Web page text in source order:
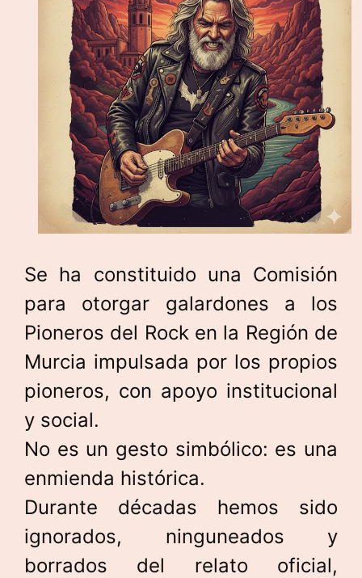
Se ha constituido una Comisión
para otorgar galardones a los
Pioneros del Rock en la Región de
Murcia impulsada por los propios
pioneros, con apoyo institucional
y social.
No es un gesto simbólico: es una
enmienda histórica.
Durante décadas hemos sido
ignorados, ninguneados y
borrados del relato oficial,